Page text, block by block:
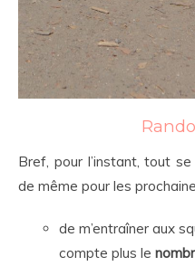
Bref, pour l’instant, tout
de même pour les
de m’entraîner aux
compte plus le